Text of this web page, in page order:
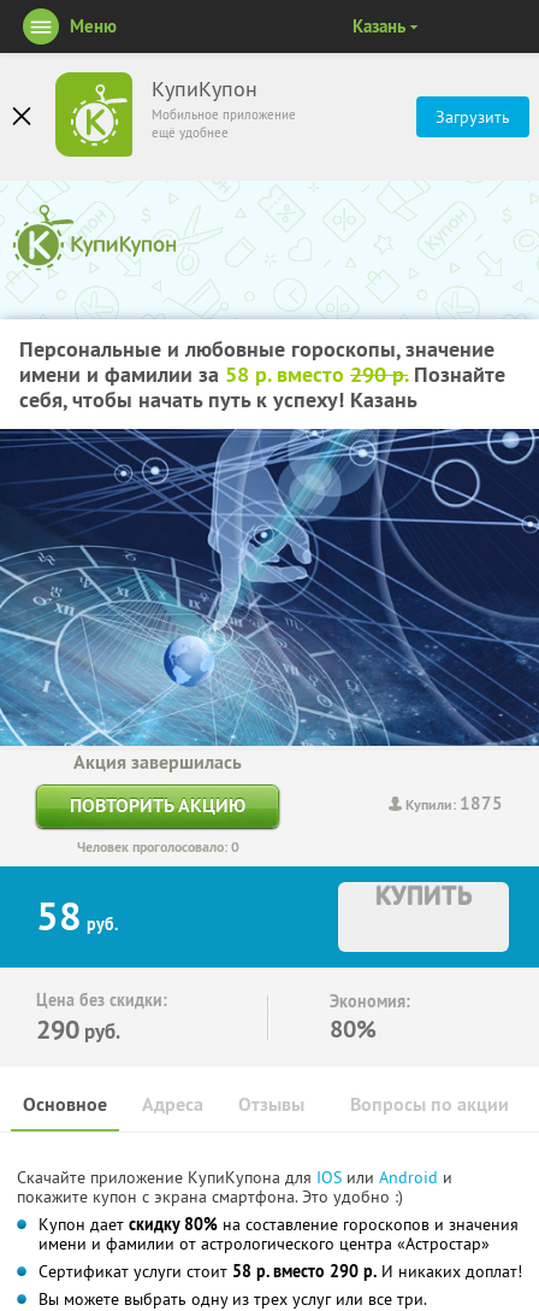
КупиКупон
Мобильное приложение
ещё удобнее
Загрузить
Меню Казань
Персональные и любовные гороскопы, значение
имени и фамилии за 58 р. вместо 290 р.Познайте
себя, чтобы начать путь к успеху! Казань
Купили: 1875
Акция завершилась
ПОВТОРИТЬ АКЦИЮ
Человек проголосовало: 0
58 руб.
КУПИТЬ
Цена без скидки:
290 руб.
Экономия:
80%
Основное Отзывы Вопросы по акции
Адреса
Скачайте приложение КупиКупона для IOS или Android и
покажите купон с экрана смартфона. Это удобно :)
Купон дает скидку 80% на составление гороскопов и значения
имени и фамилии от астрологического центра «Астростар»
Сертификат услуги стоит 58 р. вместо 290 р. И никаких доплат!
Вы можете выбрать одну из трех услуг или все три.